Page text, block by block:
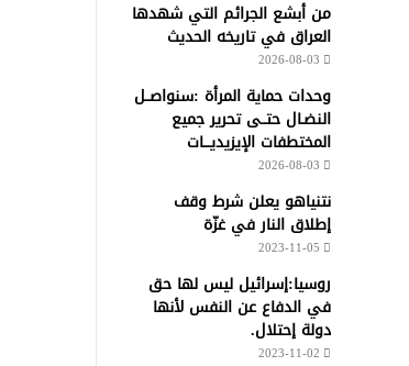
من أبشع الجرائم التي شهدها
العراق في تاريخه الحديث
2026-08-03
وحدات حماية المرأة :سنواصــل
النضـال حتــى تحرير جميع
المختطفات الإيزيديـــات
2026-08-03
نتنياهو يعلن شرط وقف
إطلاق النار في غزّة
2023-11-05
روسيا:إسرائيل ليس لها حق
في الدفاع عن النفس لأنها
دولة إحتلال.
2023-11-02